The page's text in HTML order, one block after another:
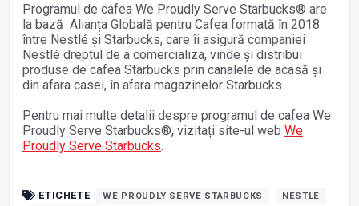
Programul de cafea We Proudly Serve Starbucks® are
la bază Alianța Globală pentru Cafea formată în 2018
între Nestlé și Starbucks, care îi asigură companiei
Nestlé dreptul de a comercializa, vinde și distribui
produse de cafea Starbucks prin canalele de acasă și
din afara casei, în afara magazinelor Starbucks.
Pentru mai multe detalii despre programul de cafea We
Proudly Serve Starbucks®, vizitați site-ul web We
Proudly Serve Starbucks.
ETICHETE WE PROUDLY SERVE STARBUCKS
NESTLE